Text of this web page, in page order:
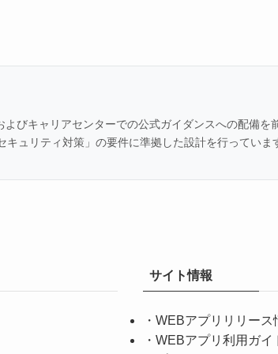
びキャリアセンターでの公式ガイダンスへの配備を
キュリティ対策」の要件に準拠した設計を行っていま
サイト情報
・ WEBアプリリリース
・ WEBアプリ利用ガイ